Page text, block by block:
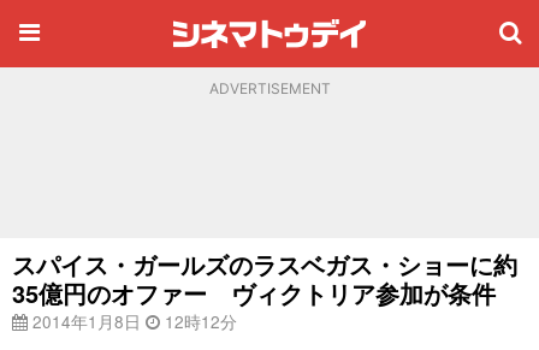
ADVERTISEMENT
スパイス・ガールズのラスベガス・ショーに約
35億円のオファー ヴィクトリア参加が条件
2014年1月8日 12時12分